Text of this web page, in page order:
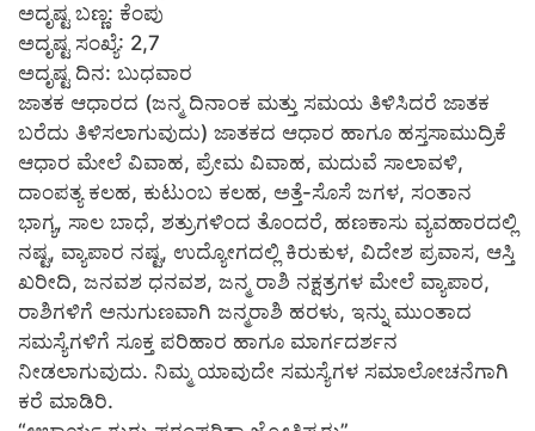
ಅದೃಷ್ಟ ಬಣ್ಣ: ಕೆಂಪು
ಅದೃಷ್ಟ ಸಂಖ್ಯೆ: 2,7
ಅದೃಷ್ಟ ದಿನ: ಬುಧವಾರ
ಜಾತಕ ಆಧಾರದ (ಜನ್ಮ ದಿನಾಂಕ ಮತ್ತು ಸಮಯ ತಿಳಿಸಿದರೆ ಜಾತಕ
ಬರೆದು ತಿಳಿಸಲಾಗುವುದು) ಜಾತಕದ ಆಧಾರ ಹಾಗೂ ಹಸ್ತಸಾಮುದ್ರಿಕೆ
ಆಧಾರ ಮೇಲೆ ವಿವಾಹ, ಪ್ರೇಮ ವಿವಾಹ, ಮದುವೆ ಸಾಲಾವಳಿ,
ದಾಂಪತ್ಯ ಕಲಹ, ಕುಟುಂಬ ಕಲಹ, ಅತ್ತೆ-ಸೊಸೆ ಜಗಳ, ಸಂತಾನ
ಭಾಗ್ಯ, ಸಾಲ ಬಾಧೆ, ಶತ್ರುಗಳಿಂದ ತೊಂದರೆ, ಹಣಕಾಸು ವ್ಯವಹಾರದಲ್ಲಿ
ನಷ್ಟ, ವ್ಯಾಪಾರ ನಷ್ಟ, ಉದ್ಯೋಗದಲ್ಲಿ ಕಿರುಕುಳ, ವಿದೇಶ ಪ್ರವಾಸ, ಆಸ್ತಿ
ಖರೀದಿ, ಜನವಶ ಧನವಶ, ಜನ್ಮ ರಾಶಿ ನಕ್ಷತ್ರಗಳ ಮೇಲೆ ವ್ಯಾಪಾರ,
ರಾಶಿಗಳಿಗೆ ಅನುಗುಣವಾಗಿ ಜನ್ಮರಾಶಿ ಹರಳು, ಇನ್ನು ಮುಂತಾದ
ಸಮಸ್ಯೆಗಳಿಗೆ ಸೂಕ್ತ ಪರಿಹಾರ ಹಾಗೂ ಮಾರ್ಗದರ್ಶನ
ನೀಡಲಾಗುವುದು. ನಿಮ್ಮ ಯಾವುದೇ ಸಮಸ್ಯೆಗಳ ಸಮಾಲೋಚನೆಗಾಗಿ
ಕರೆ ಮಾಡಿರಿ.